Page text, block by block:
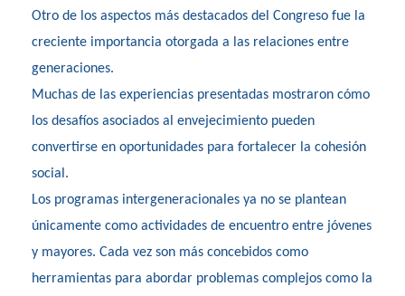
Otro de los aspectos más destacados del Congreso fue la
creciente importancia otorgada a las relaciones entre
generaciones.
Muchas de las experiencias presentadas mostraron cómo
los desafíos asociados al envejecimiento pueden
convertirse en oportunidades para fortalecer la cohesión
social.
Los programas intergeneracionales ya no se plantean
únicamente como actividades de encuentro entre jóvenes
y mayores. Cada vez son más concebidos como
herramientas para abordar problemas complejos como la